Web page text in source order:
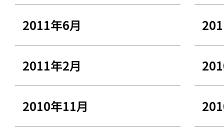
2011年6月
2011年2月
2010年11月